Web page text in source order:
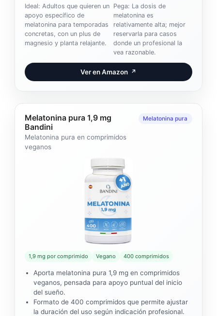
Ideal: Adultos que quieren un
apoyo específico de
melatonina para temporadas
concretas, con un plus de
magnesio y planta relajante.
Pega: La dosis de
melatonina es
relativamente alta; mejor
reservarla para casos
donde un profesional la
vea razonable.
Ver en Amazon ↗
Melatonina pura 1,9 mg
Bandini
Melatonina pura en comprimidos
veganos
Melatonina pura
1,9 mg por comprimido Vegano 400 comprimidos
Aporta melatonina pura 1,9 mg en comprimidos
veganos, pensada para apoyo puntual del inicio
del sueño.
Formato de 400 comprimidos que permite ajustar
la duración del uso según indicación profesional.